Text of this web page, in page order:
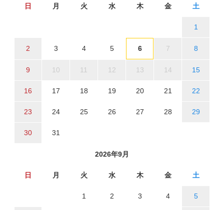
日 月 火 水 木 金 土
1
2 3 4 5 6 7 8
9 10 11 12 13 14 15
16 17 18 19 20 21 22
23 24 25 26 27 28 29
30 31
2026年9月
日 月 火 水 木 金 土
1 2 3 4 5